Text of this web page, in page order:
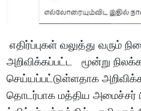
எதிர்ப்புகள் வலுத்து வரும்
அறிவிக்கப்பட்ட மூன்று
செய்யப்பட்டுள்ளதாக
தொடர்பாக மத்திய அமைச்சர்